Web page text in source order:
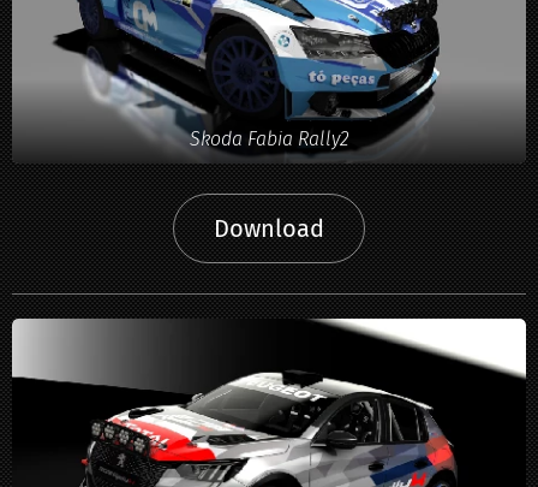
Skoda Fabia Rally2
Download